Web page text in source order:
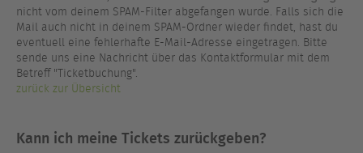
nicht vom deinem SPAM-Filter abgefangen wurde. Falls sich die
Mail auch nicht in deinem SPAM-Ordner wieder findet, hast du
eventuell eine fehlerhafte E-Mail-Adresse eingetragen. Bitte
sende uns eine Nachricht über das Kontaktformular mit dem
Betreff "Ticketbuchung".
zurück zur Übersicht
Kann ich meine Tickets zurückgeben?